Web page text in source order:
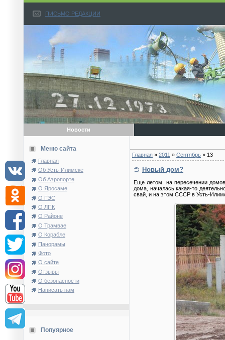
ПИСЬМО РЕДАКЦИИ
Новости
Меню сайта
Главная
Об Усть-Илимске
Об Аэропорте
О Яросаме
О ГЭС
О ЛПК
О Районе
О Трамвае
О Корабле
Панорамы
Фото
О сайте
Отзывы
О безопасности
Написать нам
Попуярное
Главная » 2011 » Сентябрь » 13
Новый дом?
Еще летом, на пересечении
дома, началась какая-то
свай, и на этом СССР в Усть-